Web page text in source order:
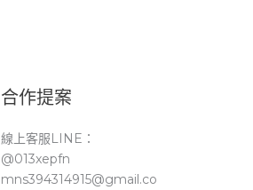
合作提案
線上客服LINE：
@013xepfn
mns394314915@gmail.co